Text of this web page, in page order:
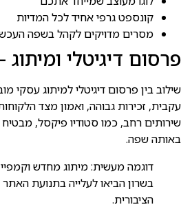
קונספט גרפי אחיד לכל המדיות
מסרים מדויקים לקהל בשפה
פרסום דיגיטלי
שילוב בין פרסום דיגיטלי למיתוג עסקי
עקבית, זכירות גבוהה, ואמון מצד
שירותים רחב, כמו סטודיו פיקסל, מבטיח
באותה שפה.
דוגמה מעשית: מיתוג מחדש
בשרון הביאו לעלייה בתנועת
הציבורית.